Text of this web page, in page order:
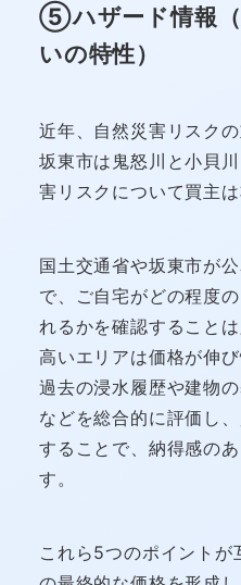
⑤ハザード情報（
いの特性）
近年、自然災害リスク
坂東市は鬼怒川と小貝
害リスクについて買主は
国土交通省や坂東市が
で、ご自宅がどの程度
れるかを確認すること
高いエリアは価格が伸
過去の浸水履歴や建物
などを総合的に評価し
することで、納得感の
す。
これら5つのポイント